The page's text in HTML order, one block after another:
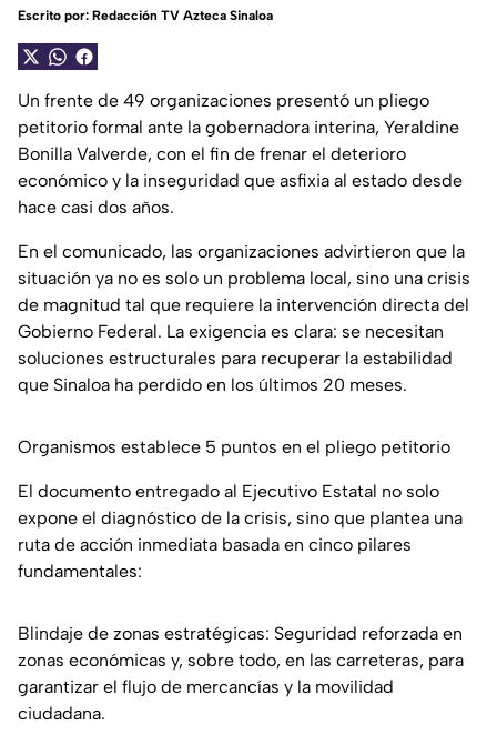
Escrito por: Redacción TV Azteca Sinaloa
Un frente de 49 organizaciones presentó un pliego
petitorio formal ante la gobernadora interina, Yeraldine
Bonilla Valverde, con el fin de frenar el deterioro
económico y la inseguridad que asfixia al estado desde
hace casi dos años.
En el comunicado, las organizaciones advirtieron que la
situación ya no es solo un problema local, sino una crisis
de magnitud tal que requiere la intervención directa del
Gobierno Federal. La exigencia es clara: se necesitan
soluciones estructurales para recuperar la estabilidad
que Sinaloa ha perdido en los últimos 20 meses.
Organismos establece 5 puntos en el pliego petitorio
El documento entregado al Ejecutivo Estatal no solo
expone el diagnóstico de la crisis, sino que plantea una
ruta de acción inmediata basada en cinco pilares
fundamentales:
Blindaje de zonas estratégicas: Seguridad reforzada en
zonas económicas y, sobre todo, en las carreteras, para
garantizar el flujo de mercancías y la movilidad
ciudadana.